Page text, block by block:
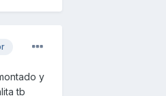
y
tb